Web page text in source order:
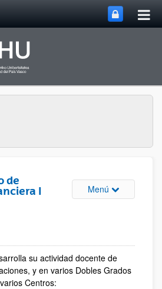
de
I
Menú Abrir/cerrar
su actividad docente de
y en varios Dobles Grados
Centros: